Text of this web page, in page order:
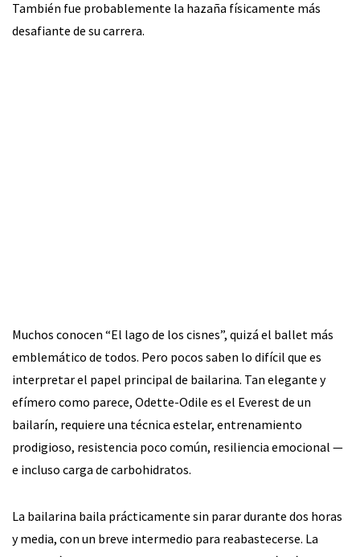
También fue probablemente la hazaña físicamente más
desafiante de su carrera.
Muchos conocen “El lago de los cisnes”, quizá el ballet más
emblemático de todos. Pero pocos saben lo difícil que es
interpretar el papel principal de bailarina. Tan elegante y
efímero como parece, Odette-Odile es el Everest de un
bailarín, requiere una técnica estelar, entrenamiento
prodigioso, resistencia poco común, resiliencia emocional —
e incluso carga de carbohidratos.
La bailarina baila prácticamente sin parar durante dos horas
y media, con un breve intermedio para reabastecerse. La